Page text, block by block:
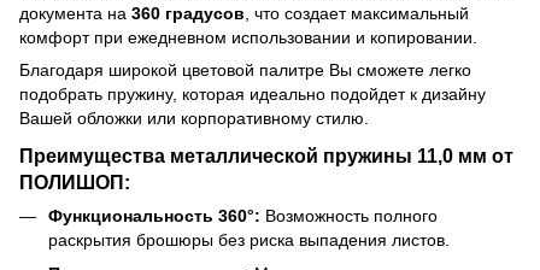
документа на 360 градусов , что создает максимальный
комфорт при ежедневном использовании и копировании.
Благодаря широкой цветовой палитре Вы сможете легко
подобрать пружину, которая идеально подойдет к дизайну
Вашей обложки или корпоративному стилю.
Преимущества металлической пружины 11,0 мм от
ПОЛИШОП:
Функциональность 360°: Возможность полного
раскрытия брошюры без риска выпадения листов.